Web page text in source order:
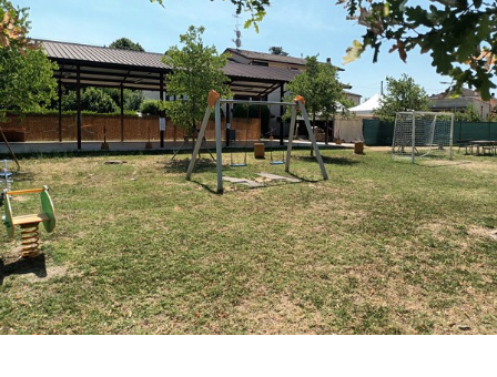
Comune
Menu selezionato
A
l
b
o
p
r
e